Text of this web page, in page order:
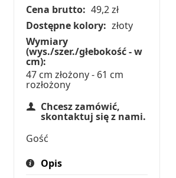
Cena brutto: 49,2 zł
Dostępne kolory: złoty
Wymiary
(wys./szer./głebokość - w
cm):
47 cm złożony - 61 cm
rozłożony
Chcesz zamówić,
skontaktuj się z nami.
Gość
Opis